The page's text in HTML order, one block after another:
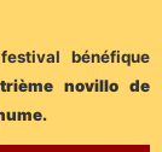
bénéfique
novillo de